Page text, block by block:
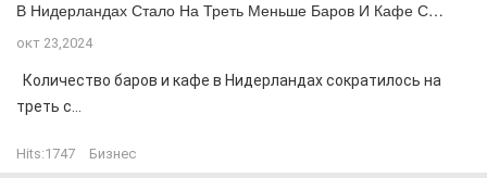
В Нидерландах Стало На Треть Меньше Баров И Кафе С…
окт 23,2024
Количество баров и кафе в Нидерландах сократилось на
треть с...
Hits:1747 Бизнес